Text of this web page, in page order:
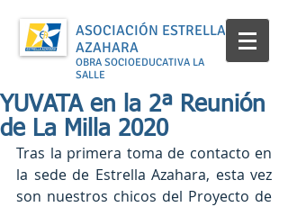
ASOCIACIÓN ESTRELLA
AZAHARA
OBRA SOCIOEDUCATIVA LA
SALLE
YUVATA en la 2ª Reunión
de La Milla 2020
Tras la primera toma de contacto en
la sede de Estrella Azahara, esta vez
son nuestros chicos del Proyecto de